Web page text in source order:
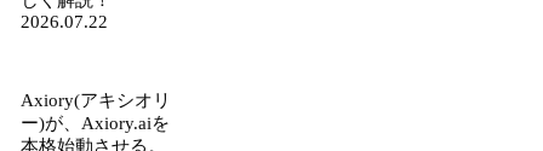
2026.07.22
Axiory(アキシオリ
ー)が、Axiory.aiを
本格始動させる。